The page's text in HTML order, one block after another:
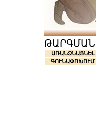
ԱՌԱՆՁՆԱՑՆԵԼ
ԳՈՒՆԱՓՈԽՈՒՄ